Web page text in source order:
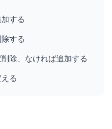
する
する
除、なければ追加する
る